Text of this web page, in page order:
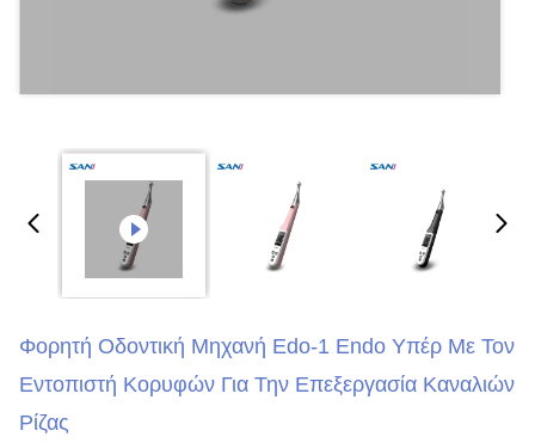
Φορητή Οδοντική Μηχανή Edo-1 Endo Υπέρ Με Τον
Εντοπιστή Κορυφών Για Την Επεξεργασία Καναλιών
Ρίζας